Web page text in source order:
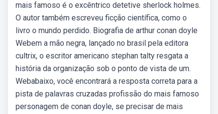
mais famoso é o excêntrico detetive sherlock holmes.
O autor também escreveu ficção científica, como o
livro o mundo perdido. Biografia de arthur conan doyle
Webem a mão negra, lançado no brasil pela editora
cultrix, o escritor americano stephan talty resgata a
história da organização sob o ponto de vista de um.
Webabaixo, você encontrará a resposta correta para a
pista de palavras cruzadas profissão do mais famoso
personagem de conan doyle, se precisar de mais